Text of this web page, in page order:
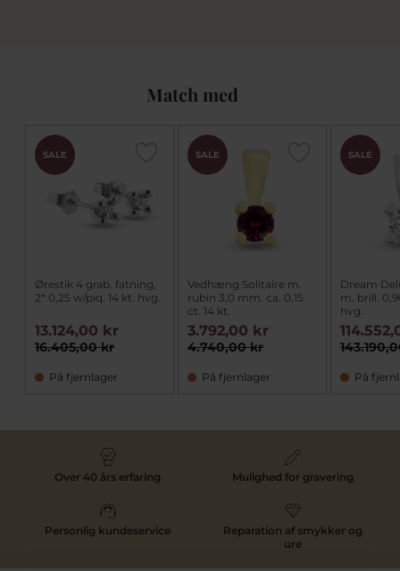
Match med
SALE
Ørestik 4 grab. fatning,
2* 0,25 w/piq. 14 kt. hvg.
16.405,00 kr
13.124,00 kr
På fjernlager
SALE
Vedhæng Solitaire m.
rubin 3,0 mm. ca. 0,15
ct. 14 kt.
4.740,00 kr
3.792,00 kr
På fjernlager
SALE
Dream
m. brill.
hvg.
På
Over 40 års erfaring Mulighed for gravering
Personlig kundeservice
Reparation af smykker og
ure